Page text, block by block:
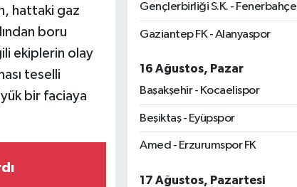
hattaki gaz
boru
ekiplerin olay
teselli
bir faciaya
Gençlerbirliği S.K. - Fenerbahçe
Gaziantep FK - Alanyaspor
16 Ağustos, Pazar
Başakşehir - Kocaelispor
Beşiktaş - Eyüpspor
Amed - Erzurumspor FK
17 Ağustos, Pazartesi